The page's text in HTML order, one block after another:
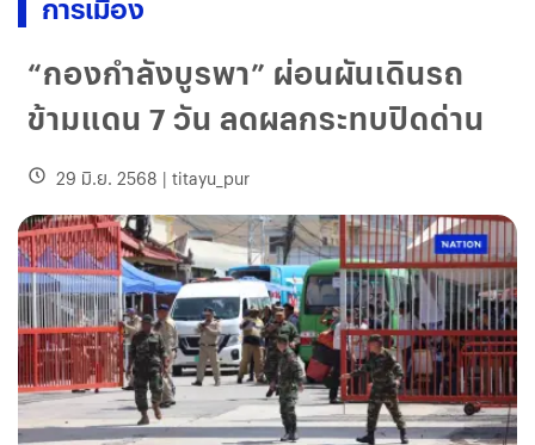
การเมือง
“กองกำลังบูรพา” ผ่อนผันเดินรถ
ข้ามแดน 7 วัน ลดผลกระทบปิดด่าน
29 มิ.ย. 2568 | titayu_pur